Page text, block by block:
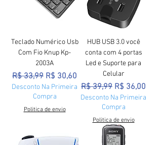
Teclado Numérico Usb
Com Fio Knup Kp-
2003A
Preço normal
R$ 33,99 Preço promocional
R$ 30,60
Desconto Na Primeira
Compra
Politica de envio
HUB USB 3.0 você
conta com 4 portas
Led e Suporte para
Celular
Preço normal
R$ 39,99 Preço
R$ 36,00
Desconto Na Primeira
Compra
Politica de envio